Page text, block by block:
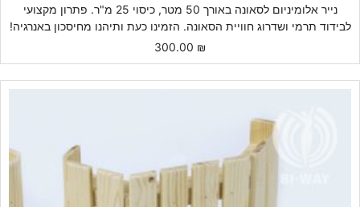
נייר אלומיניום לסאונה באורך 50 מטר, כיסוי 25 מ"ר. פתרון מקצועי
לבידוד תרמי ושדרוג חוויית הסאונה. הזמינו כעת ותיהנו מחיסכון באנרגיה!
300.00 ₪